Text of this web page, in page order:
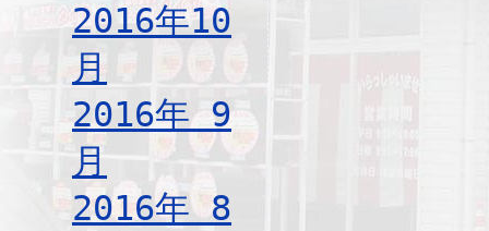
2016年10
月
2016年 9
月
2016年 8